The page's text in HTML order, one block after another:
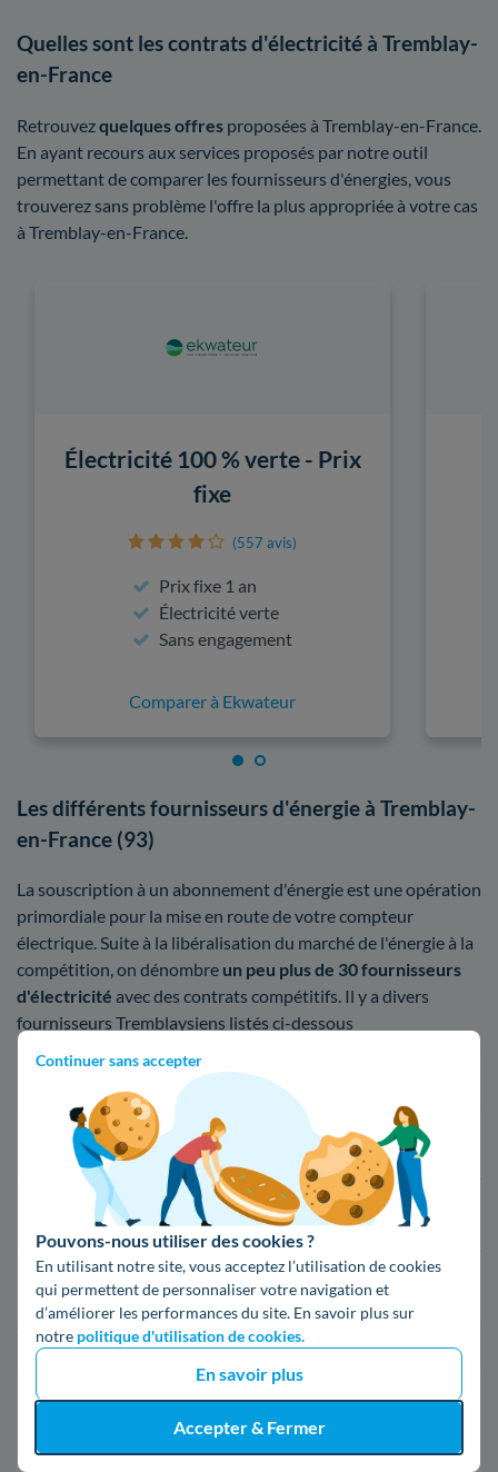
Continuer sans accepter
Pouvons-nous utiliser des cookies ?
En utilisant notre site, vous acceptez l’utilisation de cookies
qui permettent de personnaliser votre navigation et
d’améliorer les performances du site. En savoir plus sur
notre politique d'utilisation de cookies.
En savoir plus
Accepter & Fermer
Quelles sont les contrats d'électricité à Tremblay-
en-France
Retrouvezquelques offres proposées à Tremblay-en-France.
En ayant recours aux services proposés par notre outil
permettant de comparer les fournisseurs d'énergies, vous
trouverez sans problème l'offre la plus appropriée à votre cas
à Tremblay-en-France.
Électricité 100 % verte - Prix
fixe
(557 avis)
Prix fixe 1 an
Électricité verte
Sans engagement
Comparer à Ekwateur
Les différents fournisseurs d'énergie à Tremblay-
en-France (93)
La souscription à un abonnement d'énergie est une opération
primordiale pour la mise en route de votre compteur
électrique. Suite à la libéralisation du marché de l'énergie à la
compétition, on dénombre un peu plus de 30 fournisseurs
d'électricité avec des contrats compétitifs. Il y a divers
fournisseurs Tremblaysiens listés ci-dessous
16,34 c€/kWh
16,400000000000002 c€/kWh
17,83 c€/kWh
*Prix TTC pour un forfait base d’une puissance de 6 kVA
(appel non surtaxé)